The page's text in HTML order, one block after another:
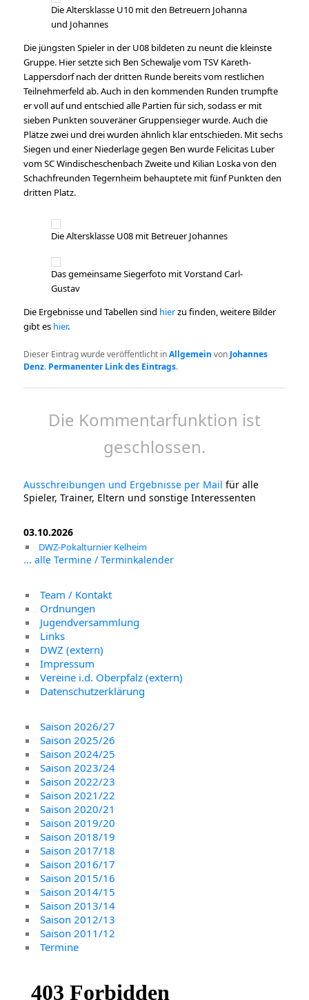
Die Altersklasse U10 mit den Betreuern Johanna
und Johannes
Die jüngsten Spieler in der U08 bildeten zu neunt die kleinste
Gruppe. Hier setzte sich Ben Schewalje vom TSV Kareth-
Lappersdorf nach der dritten Runde bereits vom restlichen
Teilnehmerfeld ab. Auch in den kommenden Runden trumpfte
er voll auf und entschied alle Partien für sich, sodass er mit
sieben Punkten souveräner Gruppensieger wurde. Auch die
Plätze zwei und drei wurden ähnlich klar entschieden. Mit sechs
Siegen und einer Niederlage gegen Ben wurde Felicitas Luber
vom SC Windischeschenbach Zweite und Kilian Loska von den
Schachfreunden Tegernheim behauptete mit fünf Punkten den
dritten Platz.
Die Altersklasse U08 mit Betreuer Johannes
Das gemeinsame Siegerfoto mit Vorstand Carl-
Gustav
Die Ergebnisse und Tabellen sind hierzu finden, weitere Bilder
gibt es hier.
Dieser Eintrag wurde veröffentlicht inAllgemein von Johannes
Denz. Permanenter Link des Eintrags.
Die Kommentarfunktion ist
geschlossen.
Ausschreibungen und Ergebnisse per Mail für alle
Spieler, Trainer, Eltern und sonstige Interessenten
03.10.2026
DWZ-Pokalturnier Kelheim
... alle Termine / Terminkalender
Team / Kontakt
Ordnungen
Jugendversammlung
Links
DWZ (extern)
Impressum
Vereine i.d. Oberpfalz (extern)
Datenschutzerklärung
Saison 2026/27
Saison 2025/26
Saison 2024/25
Saison 2023/24
Saison 2022/23
Saison 2021/22
Saison 2020/21
Saison 2019/20
Saison 2018/19
Saison 2017/18
Saison 2016/17
Saison 2015/16
Saison 2014/15
Saison 2013/14
Saison 2012/13
Saison 2011/12
Termine